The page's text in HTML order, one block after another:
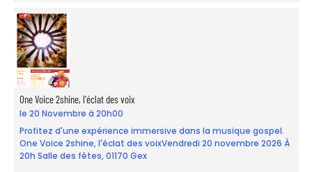
One Voice 2shine, l'éclat des voix
le 20 Novembre à 20h00
Profitez d'une expérience immersive dans la musique gospel.
One Voice 2shine, l'éclat des voixVendredi 20 novembre 2026 À
20h Salle des fêtes, 01170 Gex